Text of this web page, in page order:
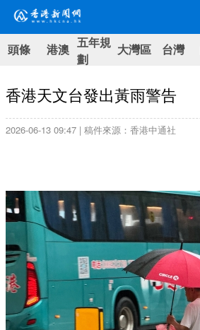
頭條 港澳 五年規
劃
大灣區 台灣
香港天文台發出黃雨警告
2026-06-13 09:47 | 稿件來源：香港中通社